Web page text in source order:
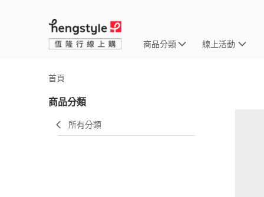
商品分類 線上活動
首頁
商品分類
所有分類